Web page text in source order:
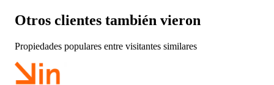
Otros clientes también vieron
Propiedades populares entre visitantes similares